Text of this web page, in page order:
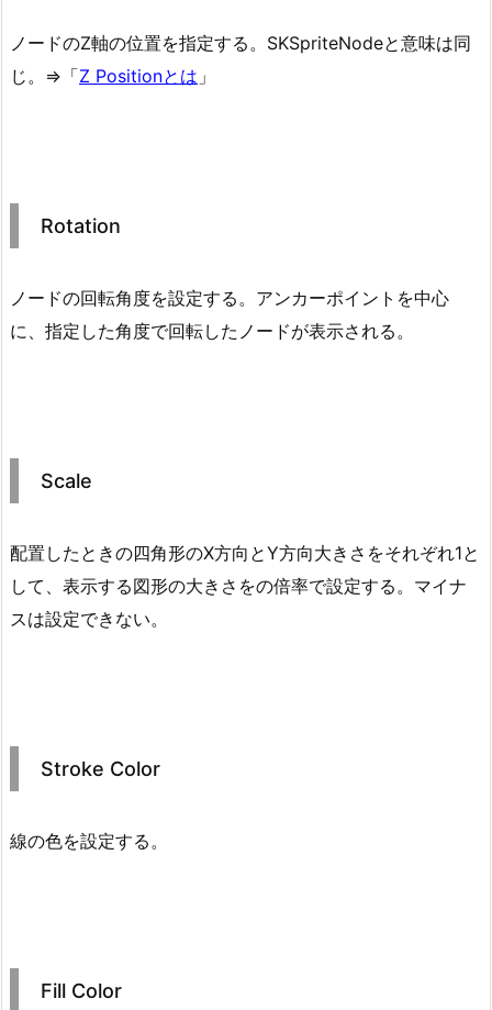
ノードのZ軸の位置を指定する。SKSpriteNodeと意味は同
じ。⇒「Z Positionとは 」
Rotation
ノードの回転角度を設定する。アンカーポイントを中心
に、指定した角度で回転したノードが表示される。
Scale
配置したときの四角形のX方向とY方向大きさをそれぞれ1と
して、表示する図形の大きさをの倍率で設定する。マイナ
スは設定できない。
Stroke Color
線の色を設定する。
Fill Color